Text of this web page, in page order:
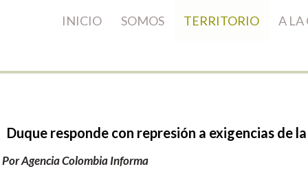
INICIO SOMOS TERRITORIO A LA
Duque responde con represión a exigencias de la
Por Agencia Colombia Informa